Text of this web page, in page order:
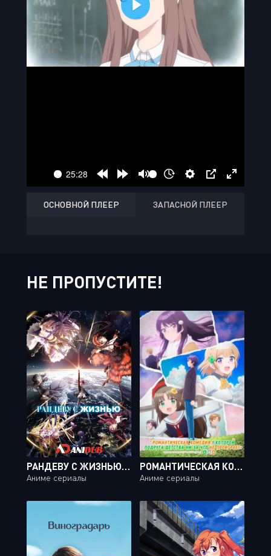
ОСНОВНОЙ ПЛЕЕР ЗАПАСНОЙ ПЛЕЕР
НЕ ПРОПУСТИТЕ!
РАНДЕВУ С ЖИЗНЬЮ ТВ-4 / DATE A LIVE TV-4 [12 ИЗ 12]
Аниме сериалы
РОМАНТИЧЕСКАЯ КОМЕДИЯ, В КОТОРОЙ ПОДРУГА ДЕТСТВА НИ ЗА ЧТО НЕ ПРОИГРАЕТ / OSANANAJIMI GA ZETTAI NI MAKENAI LOVECOME [12 ИЗ 12]
Аниме сериалы